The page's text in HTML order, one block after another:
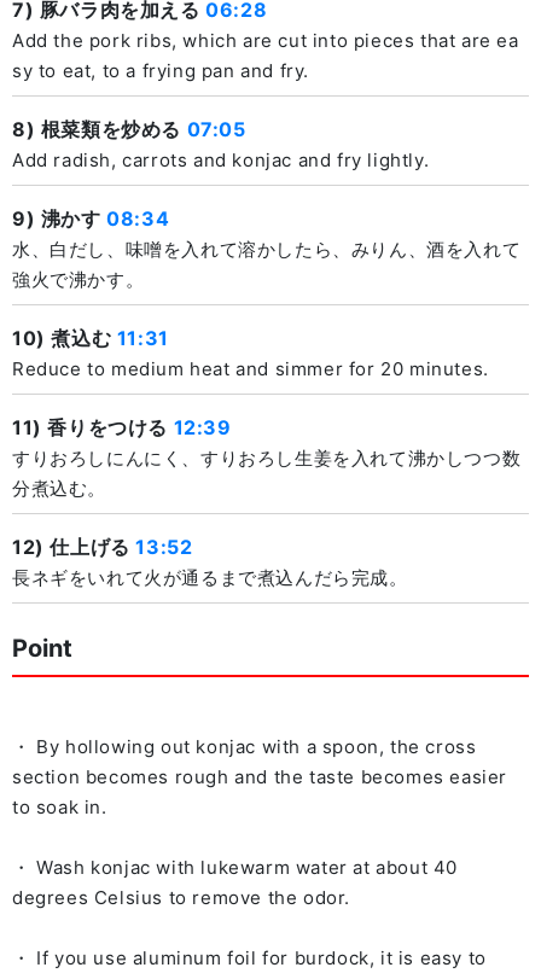
7) 豚バラ肉を加える06:28
Add the pork ribs, which are cut into pieces that are ea
sy to eat, to a frying pan and fry.
8) 根菜類を炒める 07:05
Add radish, carrots and konjac and fry lightly.
9) 沸かす08:34
水、白だし、味噌を入れて溶かしたら、みりん、酒を入れて
強火で沸かす。
10) 煮込む 11:31
Reduce to medium heat and simmer for 20 minutes.
11) 香りをつける 12:39
すりおろしにんにく、すりおろし生姜を入れて沸かしつつ数
分煮込む。
12) 仕上げる13:52
長ネギをいれて火が通るまで煮込んだら完成。
Point
・ By hollowing out konjac with a spoon, the cross
section becomes rough and the taste becomes easier
to soak in.
・ Wash konjac with lukewarm water at about 40
degrees Celsius to remove the odor.
・ If you use aluminum foil for burdock, it is easy to